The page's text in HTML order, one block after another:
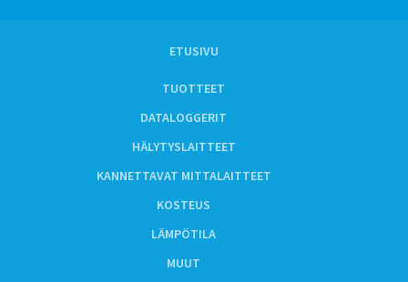
ETUSIVU
TUOTTEET
DATALOGGERIT
HÄLYTYSLAITTEET
KANNETTAVAT MITTALAITTEET
KOSTEUS
LÄMPÖTILA
MUUT